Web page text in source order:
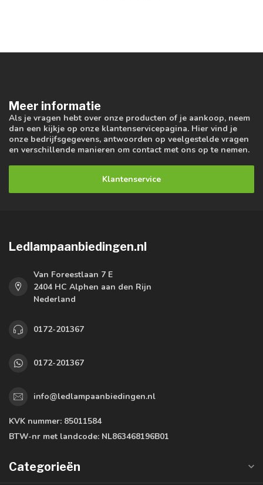
Meer informatie
Als je vragen hebt over onze producten of je aankoop, neem
dan een kijkje op onze klantenservicepagina. Hier vind je
onze bedrijfsgegevens, antwoorden op veelgestelde vragen
en verschillende manieren om contact met ons op te nemen.
Klantenservice
Ledlampaanbiedingen.nl
Van Foreestlaan 7 E
2404 HC Alphen aan den Rijn
Nederland
0172-201367
0172-201367
info@ledlampaanbiedingen.nl
KVK nummer: 85011584
BTW-nr met landcode: NL863468196B01
Categorieën